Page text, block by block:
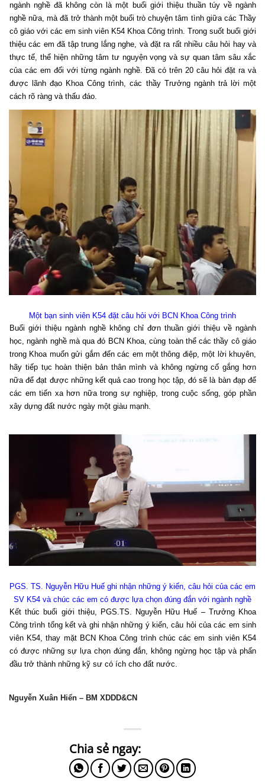
ngành nghề đã không còn là một buổi giới thiệu thuần túy về ngành
nghề nữa, mà đã trở thành một buổi trò chuyện tâm tình giữa các Thầy
cô giáo với các em sinh viên K54 Khoa Công trình. Trong suốt buổi giới
thiệu các em đã tập trung lắng nghe, và đặt ra rất nhiều câu hỏi hay và
thực tế, thể hiện những tâm tư nguyện vọng và sự quan tâm sâu xắc
của các em đối với từng ngành nghề. Đã có trên 20 câu hỏi đặt ra và
được lãnh đạo Khoa Công trình, các thầy Trưởng ngành trả lời một
cách rõ ràng và thấu đáo.
Một bạn sinh viên K54 đặt câu hỏi với BCN Khoa Công trình
Buổi giới thiệu ngành nghề không chỉ đơn thuần giới thiệu về ngành
học, ngành nghề mà qua đó BCN Khoa, cùng toàn thể các thầy cô giáo
trong Khoa muốn gửi gắm đến các em một thông điệp, một lời khuyên,
hãy tiếp tục hoàn thiện bản thân mình và không ngừng cố gắng hơn
nữa để đạt được những kết quả cao trong học tập, đó sẽ là bàn đạp để
các em tiến xa hơn nữa trong sự nghiệp, trong cuộc sống, góp phần
xây dựng đất nước ngày một giàu mạnh.
PGS. TS. Nguyễn Hữu Huế ghi nhận những ý kiến, câu hỏi của các em
SV K54 và chúc các em có được lựa chọn đúng đắn với ngành nghề
Kết thúc buổi giới thiệu, PGS.TS. Nguyễn Hữu Huế – Trưởng Khoa
Công trình tổng kết và ghi nhận những ý kiến, câu hỏi của các em sinh
viên K54, thay mặt BCN Khoa Công trình chúc các em sinh viên K54
có được những sự lựa chọn đúng đắn, không ngừng học tập và phấn
đầu trở thành những kỹ sư có ích cho đất nước.
Nguyễn Xuân Hiển – BM XDDD&CN